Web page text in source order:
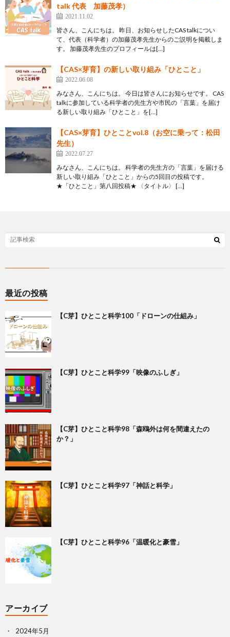
talk 代表 加藤茂孝）
2021.11.02
皆さん、こんにちは。 昨日、お知らせしたCAS talkについ
て、代表（科学者）の加藤茂孝先生からのご説明を掲載しま
す。 加藤茂孝先生のプロフィールは[…]
【CAS×芽育】の新しい取り組み「ひとこと」
2022.06.08
みなさん、こんにちは。 今日は皆さんにお知らせです。 CAS
talkに参加している科学者の先生方や市民の「言葉」を届け
る新しい取り組み「ひとこと」を[…]
【CAS×芽育】ひとことvol.8（お空に乗って：松田
先生）
2022.07.27
みなさん、こんにちは。 科学者の先生方の「言葉」を届ける
新しい取り組み「ひとこと」からの5回目の投稿です。
★「ひとこと」第八回投稿★ 〈タイトル〉 […]
最近の投稿
【C芽】ひとこと科学100「ドローンの仕組み」
【C芽】ひとこと科学99「映像のふしぎ」
【C芽】ひとこと科学98「森鴎外は何を間違えたの
か？」
【C芽】ひとこと科学97「神話と科学」
【C芽】ひとこと科学96「温暖化と豪雪」
アーカイブ
2024年5月